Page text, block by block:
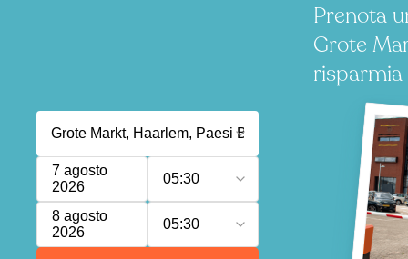
Prenota
Grote
risparmia
7 agosto
2026
05:30
8 agosto
2026
05:30